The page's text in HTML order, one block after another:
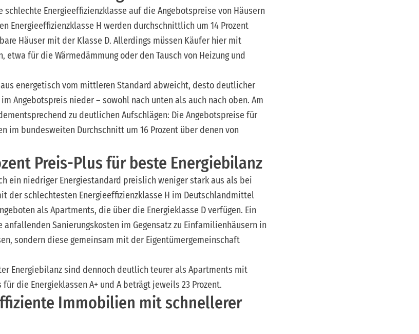
Energieeffizienzklasse auf die Angebotspreise von Häusern
Energieeffizienzklasse H werden durchschnittlich um 14 Prozent
Häuser mit der Klasse D. Allerdings müssen Käufer hier mit
etwa für die Wärmedämmung oder den Tausch von Heizung und
energetisch vom mittleren Standard abweicht, desto deutlicher
Angebotspreis nieder – sowohl nach unten als auch nach oben. Am
zu deutlichen Aufschlägen: Die Angebotspreise für
im bundesweiten Durchschnitt um 16 Prozent über denen von
Preis-Plus für beste Energiebilanz
ein niedriger Energiestandard preislich weniger stark aus als bei
der schlechtesten Energieeffizienzklasse H im Deutschlandmittel
als Apartments, die über die Energieklasse D verfügen. Ein
Sanierungskosten im Gegensatz zu Einfamilienhäusern in
sondern diese gemeinsam mit der Eigentümergemeinschaft
Energiebilanz sind dennoch deutlich teurer als Apartments mit
die Energieklassen A+ und A beträgt jeweils 23 Prozent.
Immobilien mit schnellerer